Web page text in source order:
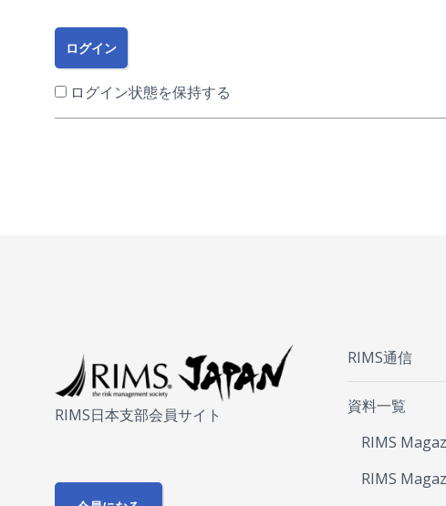
ログイン状態を保持する
RIMS日本支部会員サイト
RIMS通信
資料一覧
RIMS
RIMS